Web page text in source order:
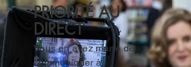
PRIORITÉ AU
DIRECT
Vous en avez marre de
communiquer à